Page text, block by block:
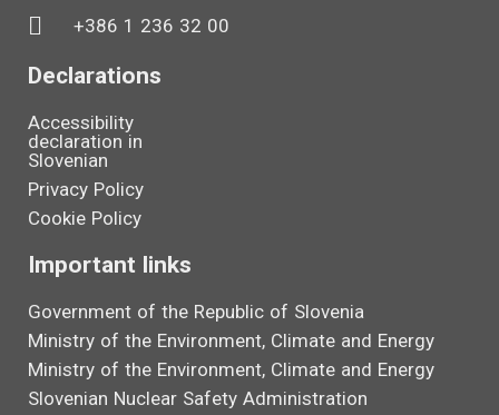
+386 1 236 32 00
Declarations
Accessibility
declaration in
Slovenian
Privacy Policy
Cookie Policy
Important links
Government of the Republic of Slovenia
Ministry of the Environment, Climate and Energy
Ministry of the Environment, Climate and Energy
Slovenian Nuclear Safety Administration